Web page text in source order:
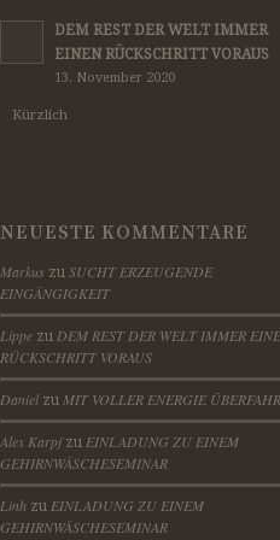
DEM REST DER WELT IMMER
EINEN RÜCKSCHRITT VORAUS
13. November 2020
Kürzlich
NEUESTE KOMMENTARE
Markus zu SUCHT ERZEUGENDE
EINGÄNGIGKEIT
Lippe zu DEM REST DER WELT IMMER
RÜCKSCHRITT VORAUS
Daniel zu MIT VOLLER ENERGIE
Alex Karpfzu EINLADUNG ZU EINEM
GEHIRNWÄSCHESEMINAR
Linh zu EINLADUNG ZU EINEM
GEHIRNWÄSCHESEMINAR